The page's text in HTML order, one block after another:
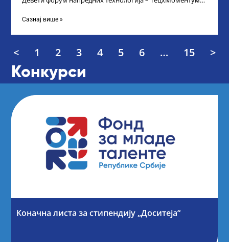
Сазнај више »
< 1 2 3 4 5 6 … 15 >
Конкурси
Коначна листа за стипендију „Доситеја“